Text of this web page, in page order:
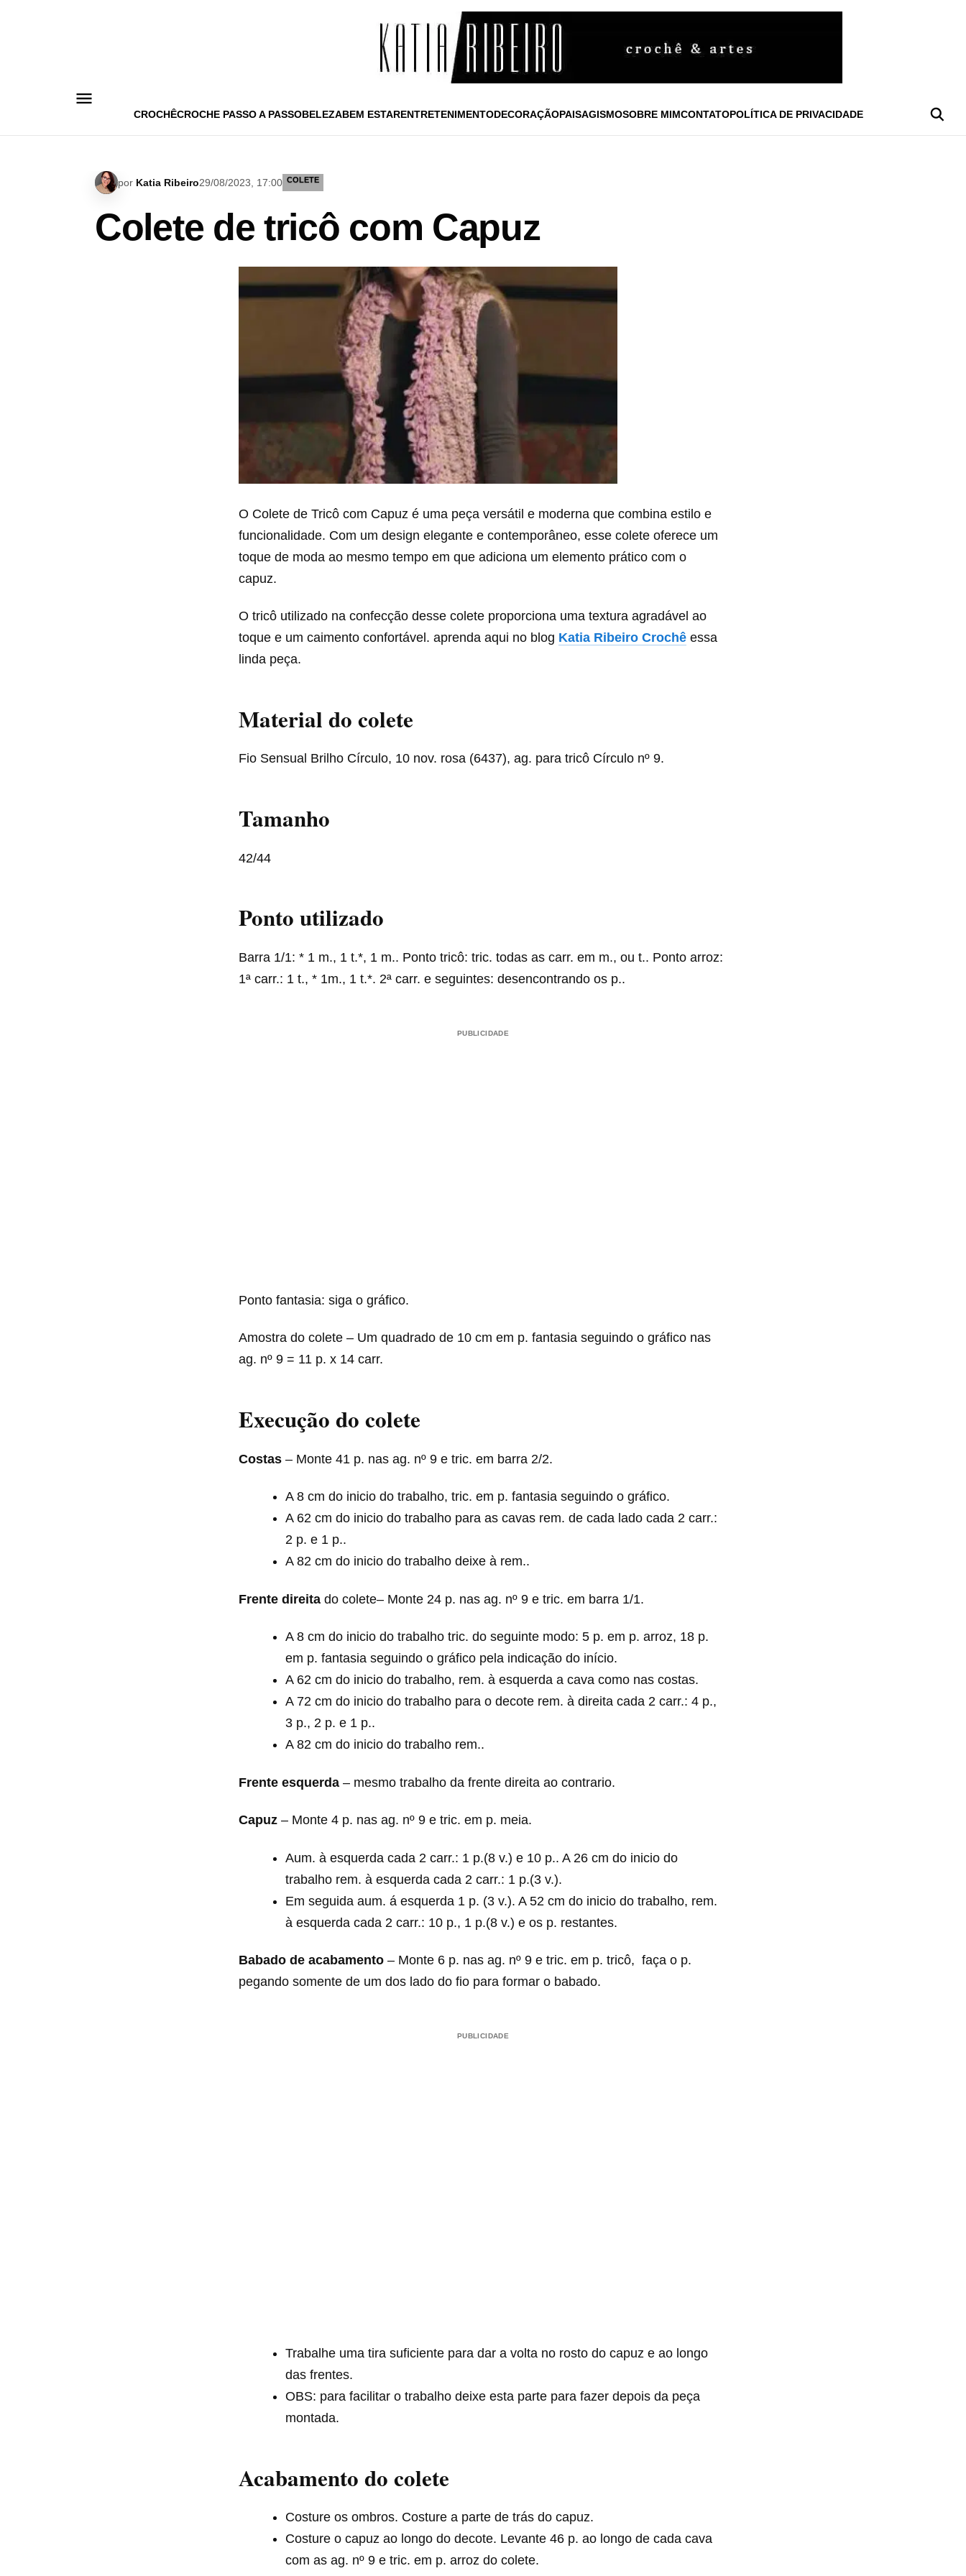
CROCHÊCROCHE PASSO A PASSOBELEZABEM ESTARENTRETENIMENTODECORAÇÃOPAISAGISMOSOBRE MIMCONTATOPOLÍTICA DE PRIVACIDADE
por Katia Ribeiro29/08/2023, 17:00 COLETE
Colete de tricô com Capuz
O Colete de Tricô com Capuz é uma peça versátil e moderna que combina estilo e
funcionalidade. Com um design elegante e contemporâneo, esse colete oferece um
toque de moda ao mesmo tempo em que adiciona um elemento prático com o
capuz.
O tricô utilizado na confecção desse colete proporciona uma textura agradável ao
toque e um caimento confortável. aprenda aqui no blog Katia Ribeiro Crochê essa
linda peça.
Material do colete
Fio Sensual Brilho Círculo, 10 nov. rosa (6437), ag. para tricô Círculo nº 9.
Tamanho
42/44
Ponto utilizado
Barra 1/1: * 1 m., 1 t.*, 1 m.. Ponto tricô: tric. todas as carr. em m., ou t.. Ponto arroz:
1ª carr.: 1 t., * 1m., 1 t.*. 2ª carr. e seguintes: desencontrando os p..
PUBLICIDADE
Ponto fantasia: siga o gráfico.
Amostra do colete – Um quadrado de 10 cm em p. fantasia seguindo o gráfico nas
ag. nº 9 = 11 p. x 14 carr.
Execução do colete
Costas – Monte 41 p. nas ag. nº 9 e tric. em barra 2/2.
A 8 cm do inicio do trabalho, tric. em p. fantasia seguindo o gráfico.
A 62 cm do inicio do trabalho para as cavas rem. de cada lado cada 2 carr.:
2 p. e 1 p..
A 82 cm do inicio do trabalho deixe à rem..
Frente direita do colete– Monte 24 p. nas ag. nº 9 e tric. em barra 1/1.
A 8 cm do inicio do trabalho tric. do seguinte modo: 5 p. em p. arroz, 18 p.
em p. fantasia seguindo o gráfico pela indicação do início.
A 62 cm do inicio do trabalho, rem. à esquerda a cava como nas costas.
A 72 cm do inicio do trabalho para o decote rem. à direita cada 2 carr.: 4 p.,
3 p., 2 p. e 1 p..
A 82 cm do inicio do trabalho rem..
Frente esquerda – mesmo trabalho da frente direita ao contrario.
Capuz – Monte 4 p. nas ag. nº 9 e tric. em p. meia.
Aum. à esquerda cada 2 carr.: 1 p.(8 v.) e 10 p.. A 26 cm do inicio do
trabalho rem. à esquerda cada 2 carr.: 1 p.(3 v.).
Em seguida aum. á esquerda 1 p. (3 v.). A 52 cm do inicio do trabalho, rem.
à esquerda cada 2 carr.: 10 p., 1 p.(8 v.) e os p. restantes.
Babado de acabamento – Monte 6 p. nas ag. nº 9 e tric. em p. tricô, faça o p.
pegando somente de um dos lado do fio para formar o babado.
PUBLICIDADE
Trabalhe uma tira suficiente para dar a volta no rosto do capuz e ao longo
das frentes.
OBS: para facilitar o trabalho deixe esta parte para fazer depois da peça
montada.
Acabamento do colete
Costure os ombros. Costure a parte de trás do capuz.
Costure o capuz ao longo do decote. Levante 46 p. ao longo de cada cava
com as ag. nº 9 e tric. em p. arroz do colete.